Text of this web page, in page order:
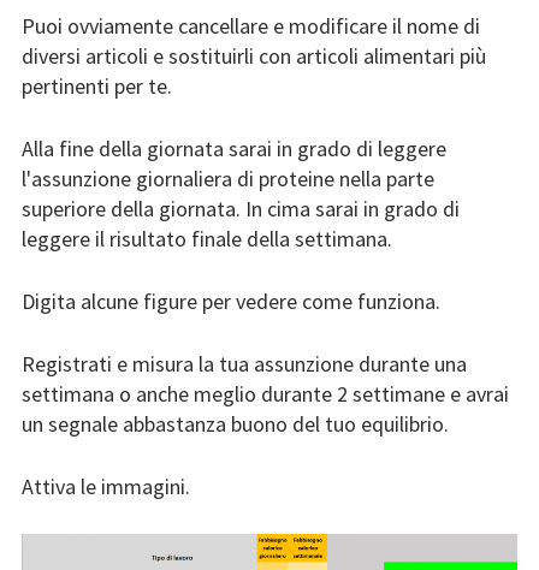
blog
Puoi ovviamente cancellare e modificare il nome di
diversi articoli e sostituirli con articoli alimentari più
pertinenti per te.
Alla fine della giornata sarai in grado di leggere
l'assunzione giornaliera di proteine nella parte
superiore della giornata. In cima sarai in grado di
leggere il risultato finale della settimana.
Digita alcune figure per vedere come funziona.
Registrati e misura la tua assunzione durante una
settimana o anche meglio durante 2 settimane e avrai
un segnale abbastanza buono del tuo equilibrio.
Attiva le immagini.